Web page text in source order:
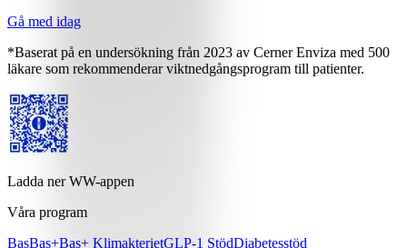
Gå med idag
*Baserat på en undersökning från 2023 av Cerner Enviza med 500
läkare som rekommenderar viktnedgångsprogram till patienter.
Ladda ner WW-appen
Våra program
BasBas+Bas+ KlimakterietGLP-1 StödDiabetesstöd